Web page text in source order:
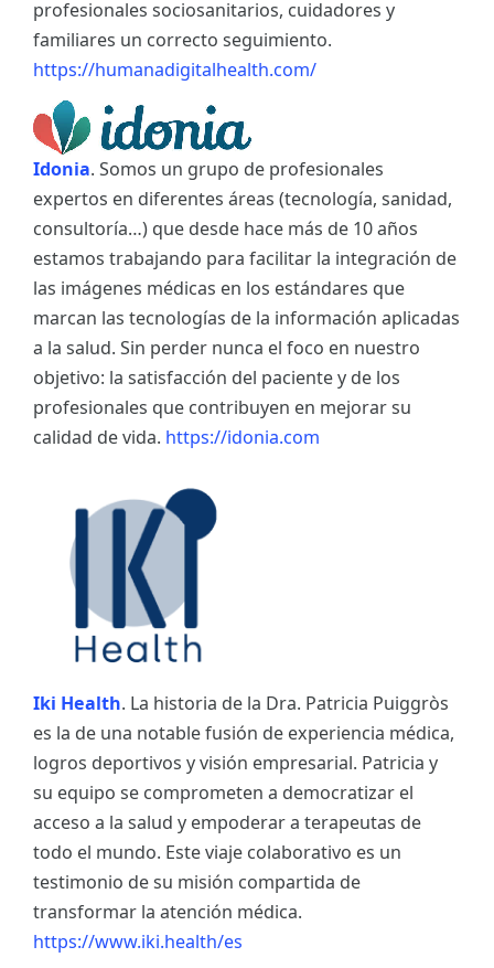
profesionales sociosanitarios, cuidadores y
familiares un correcto seguimiento.
https://humanadigitalhealth.com/
Idonia. Somos un grupo de profesionales
expertos en diferentes áreas (tecnología, sanidad,
consultoría…) que desde hace más de 10 años
estamos trabajando para facilitar la integración de
las imágenes médicas en los estándares que
marcan las tecnologías de la información aplicadas
a la salud. Sin perder nunca el foco en nuestro
objetivo: la satisfacción del paciente y de los
profesionales que contribuyen en mejorar su
calidad de vida. https://idonia.com
Iki Health. La historia de la Dra. Patricia Puiggròs
es la de una notable fusión de experiencia médica,
logros deportivos y visión empresarial. Patricia y
su equipo se comprometen a democratizar el
acceso a la salud y empoderar a terapeutas de
todo el mundo. Este viaje colaborativo es un
testimonio de su misión compartida de
transformar la atención médica.
https://www.iki.health/es